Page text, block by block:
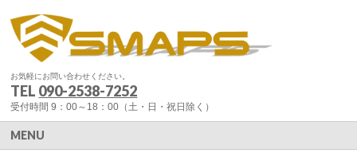
お気軽にお問い合わせください。
TEL 090-2538-7252
受付時間 9：00～18：00（土・日・祝日除く）
MENU